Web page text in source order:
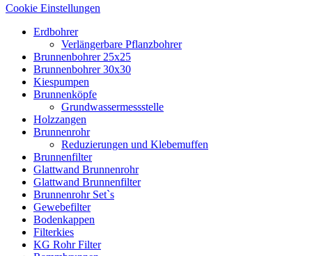
Cookie Einstellungen
Erdbohrer
Verlängerbare Pflanzbohrer
Brunnenbohrer 25x25
Brunnenbohrer 30x30
Kiespumpen
Brunnenköpfe
Grundwassermessstelle
Holzzangen
Brunnenrohr
Reduzierungen und Klebemuffen
Brunnenfilter
Glattwand Brunnenrohr
Glattwand Brunnenfilter
Brunnenrohr Set`s
Gewebefilter
Bodenkappen
Filterkies
KG Rohr Filter